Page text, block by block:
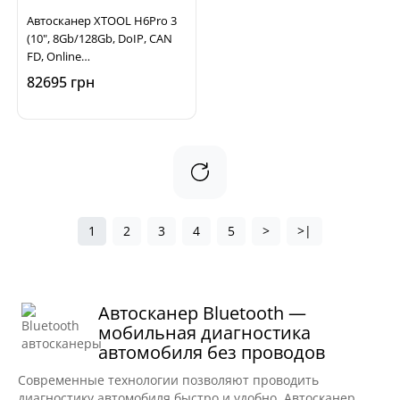
Автосканер XTOOL H6Pro 3
(10", 8Gb/128Gb, DoIP, CAN
FD, Online
программирование) для
легковых авто и
82695 грн
1 2 3 4 5 > >|
Автосканер Bluetooth —
мобильная диагностика
автомобиля без проводов
Современные технологии позволяют проводить